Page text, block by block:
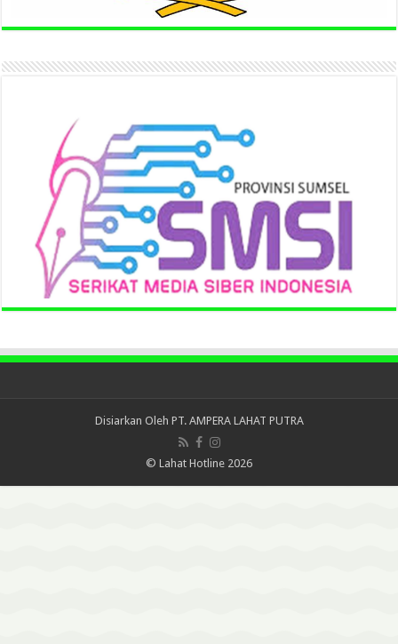
Disiarkan Oleh PT. AMPERA LAHAT PUTRA
© Lahat Hotline 2026